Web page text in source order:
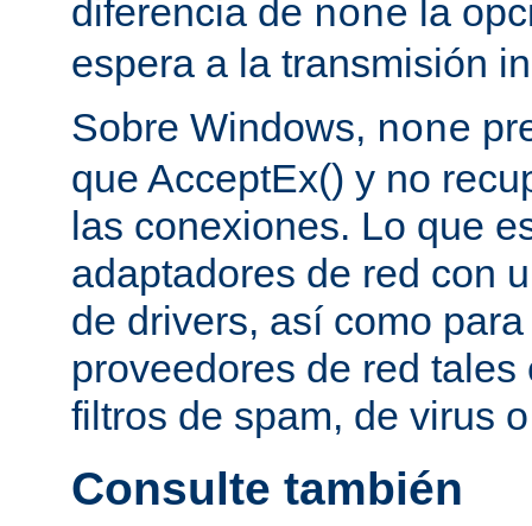
diferencia de none la
espera a la transmisión
Sobre Windows, none
que AcceptEx() y no
las conexiones. Lo que
adaptadores de red con
de drivers, así como
proveedores de red
filtros de spam, de virus
Consulte también